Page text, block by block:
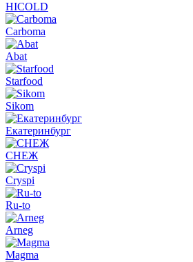
HICOLD
Carboma
Abat
Starfood
Sikom
Екатеринбург
СНЕЖ
Cryspi
Ru-to
Arneg
Magma